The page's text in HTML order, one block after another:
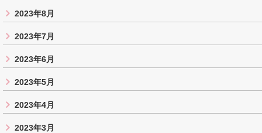
2023年8月
2023年7月
2023年6月
2023年5月
2023年4月
2023年3月